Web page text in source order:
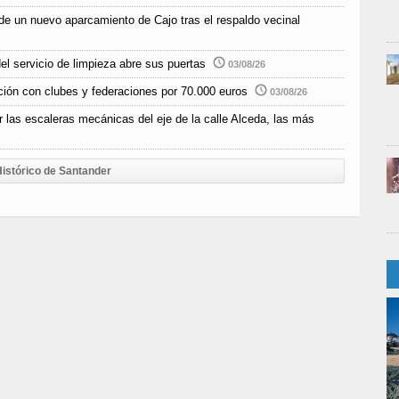
un nuevo aparcamiento de Cajo tras el respaldo vecinal
servicio de limpieza abre sus puertas 03/08/26
con clubes y federaciones por 70.000 euros 03/08/26
las escaleras mecánicas del eje de la calle Alceda, las más
de Santander